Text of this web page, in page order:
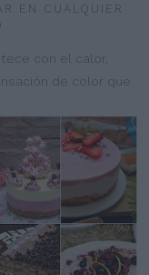
EN CUALQUIER
con el calor,
de color que